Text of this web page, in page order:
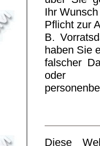
Ihr
Pflicht zur
B.
haben Sie
falscher
oder
Diese